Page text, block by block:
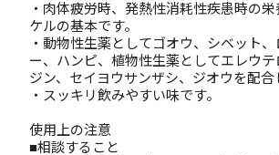
・肉体疲労時、発熱性消耗性疾患時の
ケルの基本です。
・動物性生薬としてゴオウ、シベット、
ー、ハンピ、植物性生薬としてエレウテ
ジン、セイヨウサンザシ、ジオウを配合
・スッキリ飲みやすい味です。
使用上の注意
■相談すること